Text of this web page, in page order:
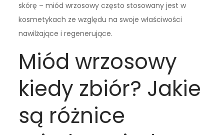
skórę – miód wrzosowy często stosowany jest w
kosmetykach ze względu na swoje właściwości
nawilżające i regenerujące.
Miód wrzosowy
kiedy zbiór? Jakie
są różnice